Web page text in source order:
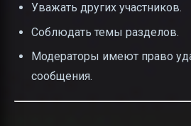
Уважать других участников.
Соблюдать темы разделов.
Модераторы имеют право
сообщения.